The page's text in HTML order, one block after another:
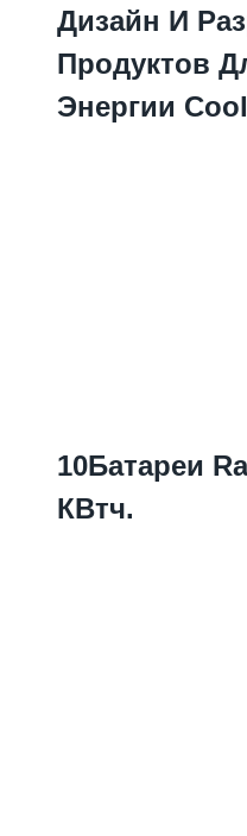
Дизайн И
Продуктов
Энергии
10Батареи
КВтч.